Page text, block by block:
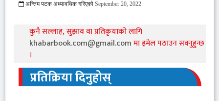
अन्तिम पटक अध्यावधिक गरिएको September 20, 2022
कुनै सल्लाह, सुझाव वा प्रतिकृयाको लागि
khabarbook.com@gmail.comमा इमेल पठाउन सक्नुहुन्छ
।
प्रतिक्रिया दिनुहोस्